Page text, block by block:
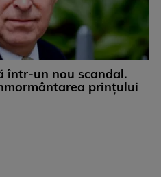
într-un nou scandal.
prințului